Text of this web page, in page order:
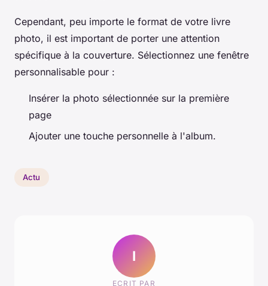
Cependant, peu importe le format de votre livre
photo, il est important de porter une attention
spécifique à la couverture. Sélectionnez une fenêtre
personnalisable pour :
Insérer la photo sélectionnée sur la première
page
Ajouter une touche personnelle à l'album.
Actu
I
ECRIT PAR